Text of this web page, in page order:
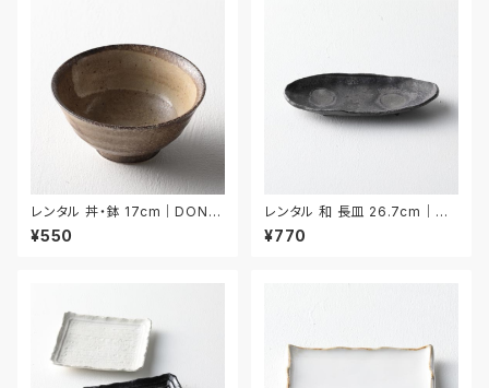
レンタル 丼・鉢 17cm｜DON0
25
¥550
レンタル 和 長皿 26.7cm｜W
NA030
¥770